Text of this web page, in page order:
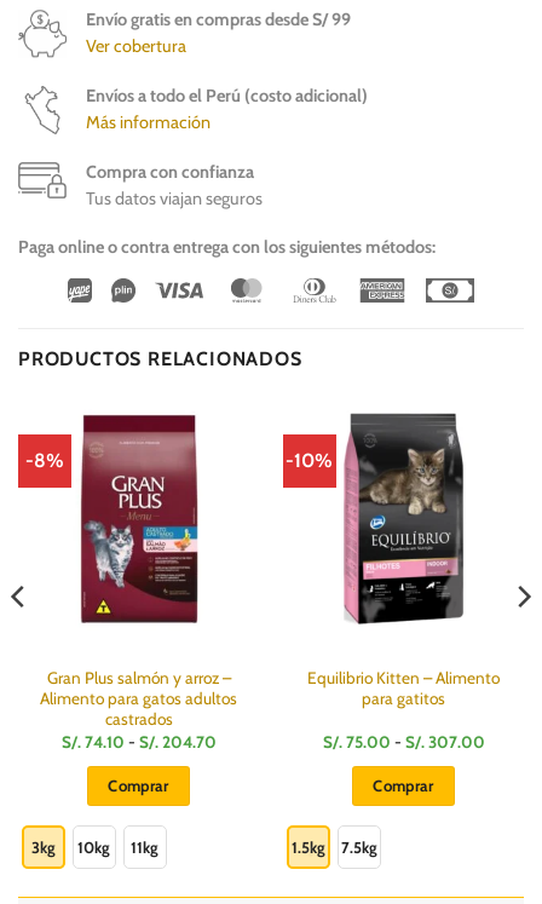
Envío gratis en compras desde S/ 99
Ver cobertura
Envíos a todo el Perú (costo adicional)
Más información
Compra con confianza
Tus datos viajan seguros
Paga online o contra entrega con los siguientes métodos:
Wirecard
Vipps Visa MasterCardDinners
American
PRODUCTOS RELACIONADOS
-8%
Gran Plus salmón y arroz –
Alimento para gatos adultos
castrados
S/.74.10 - S/.204.70Rango
Comprar
producto
tiene
múltiples
3kg 10kg 11kg
-10%
Equilibrio Kitten – Alimento
para gatitos
S/.75.00 - S/.307.00Rango
Comprar
múltiples
1.5kg 7.5kg